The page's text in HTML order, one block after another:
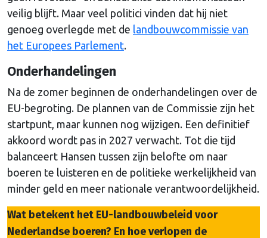
veilig blijft. Maar veel politici vinden dat hij niet
genoeg overlegde met de landbouwcommissie van
het Europees Parlement.
Onderhandelingen
Na de zomer beginnen de onderhandelingen over de
EU-begroting. De plannen van de Commissie zijn het
startpunt, maar kunnen nog wijzigen. Een definitief
akkoord wordt pas in 2027 verwacht. Tot die tijd
balanceert Hansen tussen zijn belofte om naar
boeren te luisteren en de politieke werkelijkheid van
minder geld en meer nationale verantwoordelijkheid.
Wat betekent het EU-landbouwbeleid voor
Nederlandse boeren? En hoe verlopen de